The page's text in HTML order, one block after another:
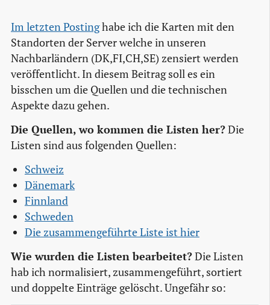
Im letzten Postinghabe ich die Karten mit den
Standorten der Server welche in unseren
Nachbarländern (DK,FI,CH,SE) zensiert werden
veröffentlicht. In diesem Beitrag soll es ein
bisschen um die Quellen und die technischen
Aspekte dazu gehen.
Die Quellen, wo kommen die Listen her?Die
Listen sind aus folgenden Quellen:
Schweiz
Dänemark
Finnland
Schweden
Die zusammengeführte Liste ist hier
Wie wurden die Listen bearbeitet?Die Listen
hab ich normalisiert, zusammengeführt, sortiert
und doppelte Einträge gelöscht. Ungefähr so: